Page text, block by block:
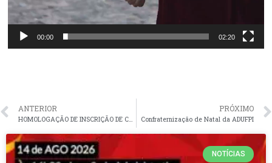
00:00 02:20
ANTERIOR PRÓXIMO
Confraternização de Natal da ADUFPI
NOTÍCIAS